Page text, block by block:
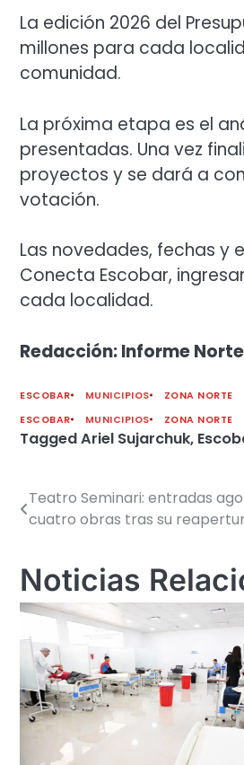
La edición 2026 del
millones para cada
comunidad.
La próxima etapa es el
presentadas. Una vez
proyectos y se dará a
votación.
Las novedades, fechas
Conecta Escobar,
cada localidad.
Redacción: Informe
ESCOBAR MUNICIPIOS
ZONA NORTE
ESCOBAR
MUNICIPIOS ZONA NORTE
TaggedAriel Sujarchuk,
Navegación
entradas
Teatro Seminari: entradas
cuatro obras tras su
Noticias